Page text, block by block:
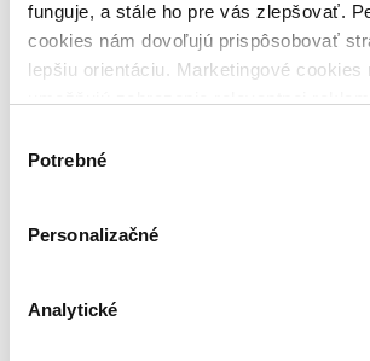
funguje, a stále ho pre vás zlepšovať.
cookies nám dovoľujú prispôsobovať
lepšiu orientáciu. Marketingové cookies
keby sme mohli používať všetky tieto
súhlasu
Potrebné
Personalizačné
Analytické